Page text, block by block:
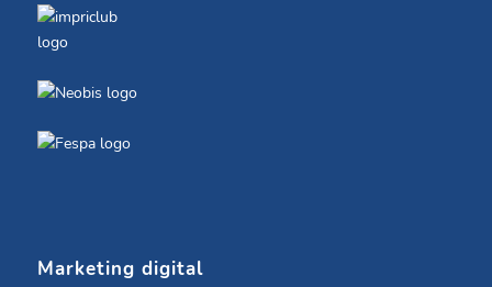
Marketing digital